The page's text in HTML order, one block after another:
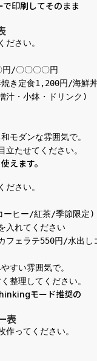
印刷してそのまま
さい。
円/〇〇〇〇円
き定食1,200円/海鮮
汁・小鉢・ドリンク)
モダンな雰囲気で。
たせてください。
えます。
さい。
ーヒー/紅茶/季節限定)
入れてください
ェラテ550円/水出し
すい雰囲気で。
整理してください。
モード推奨の
表
ってください。